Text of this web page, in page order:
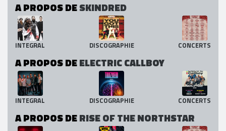
A PROPOS DESKINDRED
INTEGRAL DISCOGRAPHIE CONCERTS
A PROPOS DEELECTRIC CALLBOY
INTEGRAL DISCOGRAPHIE CONCERTS
A PROPOS DERISE OF THE NORTHSTAR